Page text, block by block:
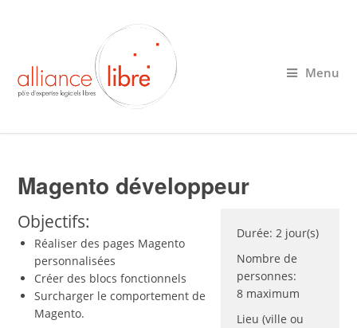
Menu
Magento développeur
Durée: 2 jour(s)
Nombre de
personnes:
8 maximum
Lieu (ville ou
Objectifs:
Réaliser des pages Magento
personnalisées
Créer des blocs fonctionnels
Surcharger le comportement de
Magento.